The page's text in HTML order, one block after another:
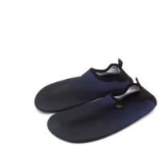
36 38